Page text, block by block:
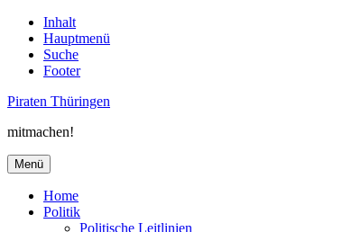
Inhalt
Hauptmenü
Suche
Footer
Piraten Thüringen
mitmachen!
Menü
Home
Politik
Politische Leitlinien